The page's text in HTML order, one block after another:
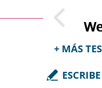
+ MÁS